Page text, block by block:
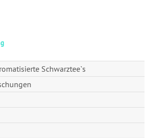
Schwarztee`s